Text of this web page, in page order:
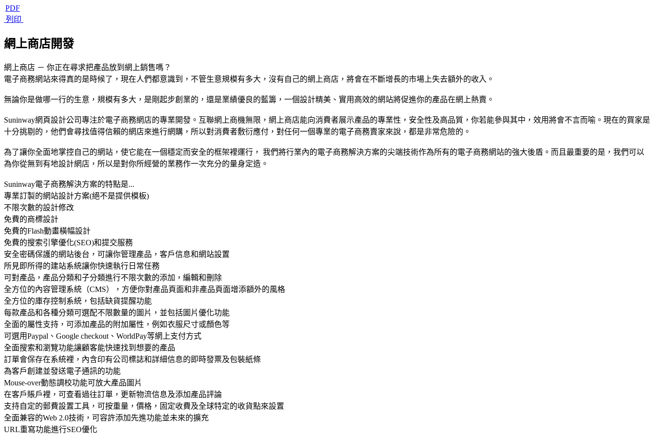
PDF
列印
網上商店開發
網上商店 － 你正在尋求把產品放到網上銷售嗎？
電子商務網站來得真的是時候了，現在人們都意識到，不管生意規模有多大，沒有自己的網上商店，將會在不斷增長的市場上失去額外的收入。
無論你是做哪一行的生意，規模有多大，是剛起步創業的，還是業績優良的藍籌，一個設計精美、實用高效的網站將促進你的產品在網上熱賣。
Suninway網頁設計公司專注於電子商務網店的專業開發。互聯網上商機無限，網上商店能向消費者展示產品的專業性，安全性及高品質，你若能參與其中，效用將會不言而喻。現在的買家是
十分挑剔的，他們會尋找值得信賴的網店來進行網購，所以對消費者敷衍應付，對任何一個專業的電子商務賣家來說，都是非常危險的。
為了讓你全面地掌控自己的網站，使它能在一個穩定而安全的框架裡運行， 我們將行業內的電子商務解決方案的尖端技術作為所有的電子商務網站的強大後盾。而且最重要的是，我們可以
為你從無到有地設計網店，所以是對你所經營的業務作一次充分的量身定造。
Suninway電子商務解決方案的特點是...
專業訂製的網站設計方案(絕不是提供模板)
不限次數的設計修改
免費的商標設計
免費的Flash動畫橫幅設計
免費的搜索引擎優化(SEO)和提交服務
安全密碼保護的網站後台，可讓你管理產品，客戶信息和網站設置
所見即所得的建站系統讓你快速執行日常任務
可對產品，產品分類和子分類進行不限次數的添加，編輯和刪除
全方位的內容管理系統（CMS），方便你對產品頁面和非產品頁面增添額外的風格
全方位的庫存控制系統，包括缺貨提醒功能
每款產品和各種分類可選配不限數量的圖片，並包括圖片優化功能
全面的屬性支持，可添加產品的附加屬性，例如衣服尺寸或顏色等
可選用Paypal、Google checkout、WorldPay等網上支付方式
全面搜索和瀏覽功能讓顧客能快速找到想要的產品
訂單會保存在系統裡，內含印有公司標誌和詳細信息的即時發票及包裝紙條
為客戶創建並發送電子通訊的功能
Mouse-over動態調校功能可放大產品圖片
在客戶賬戶裡，可查看過往訂單，更新物流信息及添加產品評論
支持自定的郵費設置工具，可按重量，價格，固定收費及全球特定的收貨點來設置
全面兼容的Web 2.0技術，可容許添加先進功能並未來的擴充
URL重寫功能進行SEO優化